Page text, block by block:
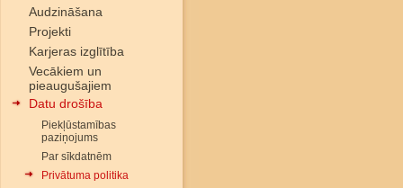
Audzināšana
Projekti
Karjeras izglītība
Vecākiem un
pieaugušajiem
Datu drošība
Piekļūstamības
paziņojums
Par sīkdatnēm
Privātuma politika